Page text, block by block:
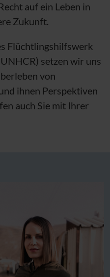
auf ein Leben in
Zukunft.
Flüchtlingshilfswerk
UNHCR) setzen wir uns
von
ihnen Perspektiven
auch Sie mit Ihrer